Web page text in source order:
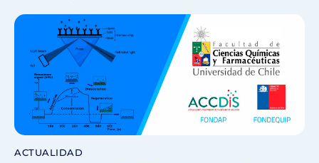
ACTUALIDAD